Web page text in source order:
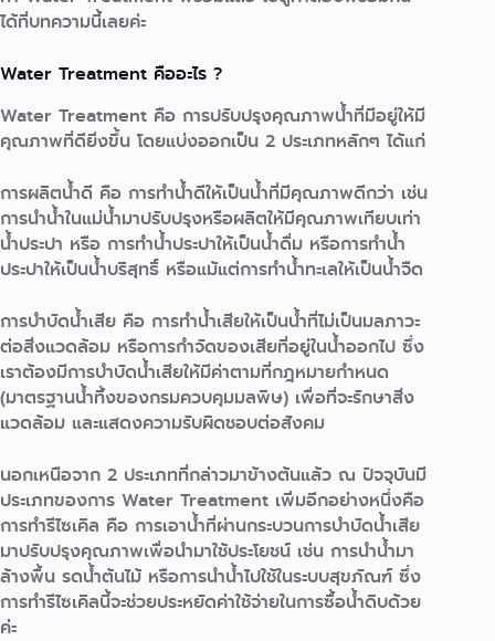
ได้ที่บทความนี้เลยค่ะ
Water Treatment คืออะไร ?
Water Treatment คือ การปรับปรุงคุณภาพน้ำที่มีอยู่ให้มี
คุณภาพที่ดียิ่งขึ้น โดยแบ่งออกเป็น 2 ประเภทหลักๆ ได้แก่
การผลิตน้ำดี คือ การทำน้ำดีให้เป็นน้ำที่มีคุณภาพดีกว่า เช่น
การนำน้ำในแม่น้ำมาปรับปรุงหรือผลิตให้มีคุณภาพเทียบเท่า
น้ำประปา หรือ การทำน้ำประปาให้เป็นน้ำดื่ม หรือการทำน้ำ
ประปาให้เป็นน้ำบริสุทธิ์ หรือแม้แต่การทำน้ำทะเลให้เป็นน้ำจืด
การบำบัดน้ำเสีย คือ การทำน้ำเสียให้เป็นน้ำที่ไม่เป็นมลภาวะ
ต่อสิ่งแวดล้อม หรือการกำจัดของเสียที่อยู่ในน้ำออกไป ซึ่ง
เราต้องมีการบำบัดน้ำเสียให้มีค่าตามที่กฎหมายกำหนด
(มาตรฐานน้ำทิ้งของกรมควบคุมมลพิษ) เพื่อที่จะรักษาสิ่ง
แวดล้อม และแสดงความรับผิดชอบต่อสังคม
นอกเหนือจาก 2 ประเภทที่กล่าวมาข้างต้นแล้ว ณ ปัจจุบันมี
ประเภทของการ Water Treatment เพิ่มอีกอย่างหนึ่งคือ
การทำรีไซเคิล คือ การเอาน้ำที่ผ่านกระบวนการบำบัดน้ำเสีย
มาปรับปรุงคุณภาพเพื่อนำมาใช้ประโยชน์ เช่น การนำน้ำมา
ล้างพื้น รดน้ำต้นไม้ หรือการนำน้ำไปใช้ในระบบสุขภัณฑ์ ซึ่ง
การทำรีไซเคิลนี้จะช่วยประหยัดค่าใช้จ่ายในการซื้อน้ำดิบด้วย
ค่ะ